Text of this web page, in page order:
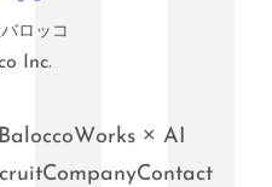
ロッコ
Inc.
Works × AI
CompanyContact